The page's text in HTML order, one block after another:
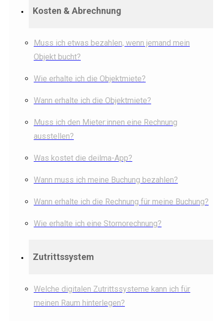
Kosten & Abrechnung
Muss ich etwas bezahlen, wenn jemand mein
Objekt bucht?
Wie erhalte ich die Objektmiete?
Wann erhalte ich die Objektmiete?
Muss ich den Mieter:innen eine Rechnung
ausstellen?
Was kostet die deilma-App?
Wann muss ich meine Buchung bezahlen?
Wann erhalte ich die Rechnung für meine Buchung?
Wie erhalte ich eine Stornorechnung?
Zutrittssystem
Welche digitalen Zutrittssysteme kann ich für
meinen Raum hinterlegen?